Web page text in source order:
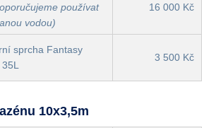
používat
vodou)
16 000 Kč
sprcha Fantasy
3 500 Kč
10x3,5m